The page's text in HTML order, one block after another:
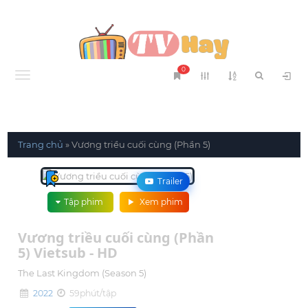
Menu
0
Trang chủ »Vương triều cuối cùng (Phần 5)
Trailer
Xem phim
Tập phim
Vương triều cuối cùng (Phần
5) Vietsub - HD
The Last Kingdom (Season 5)
2022
59phút/tập